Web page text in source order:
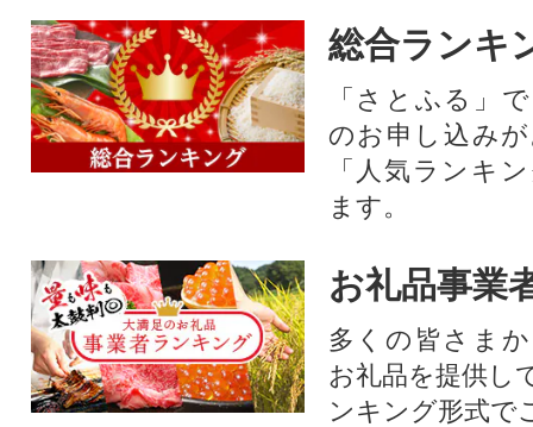
総合ランキ
「さとふる」
のお申し込み
「人気ランキ
ます。
お礼品事業
多くの皆さま
お礼品を提供し
ンキング形式で